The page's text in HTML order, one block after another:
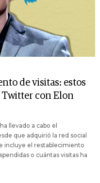
de visitas: estos
Twitter con Elon
llevado a cabo el
que adquirió la red social
incluye el restablecimiento
o cuántas visitas ha